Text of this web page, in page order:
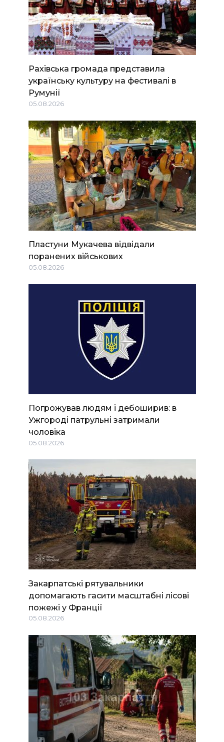
Рахівська громада представила
українську культуру на фестивалі в
Румунії
05.08.2026
Пластуни Мукачева відвідали
поранених військових
05.08.2026
Погрожував людям і дебоширив: в
Ужгороді патрульні затримали
чоловіка
05.08.2026
Закарпатські рятувальники
допомагають гасити масштабні лісові
пожежі у Франції
05.08.2026